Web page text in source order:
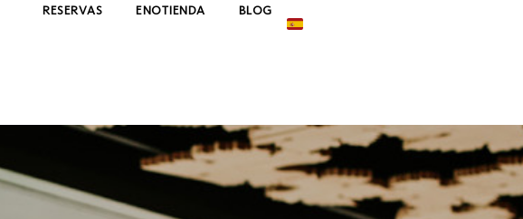
RESERVAS ENOTIENDA BLOG